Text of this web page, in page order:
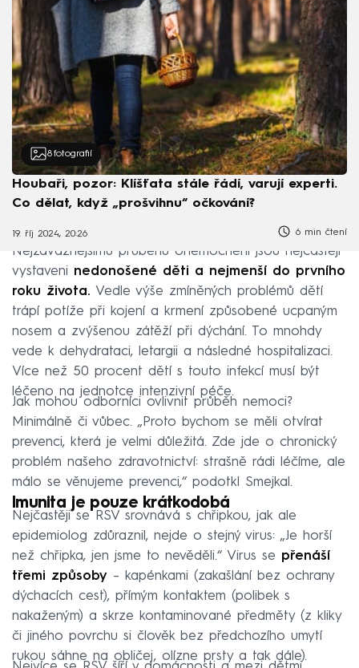
8 fotografií
Houbaři, pozor: Klíšťata stále řádí, varují experti.
Co dělat, když „prošvihnu“ očkování?
19. říj 2024, 20:26 6 min čtení
Nejzávažnějšímu průběhu onemocnění jsou nejčastěji
vystaveni nedonošené děti a nejmenší do prvního
roku života. Vedle výše zmíněných problémů dětí
trápí potíže při kojení a krmení způsobené ucpaným
nosem a zvýšenou zátěží při dýchání. To mnohdy
vede k dehydrataci, letargii a následné hospitalizaci.
Více než 50 procent dětí s touto infekcí musí být
léčeno na jednotce intenzivní péče.
Jak mohou odborníci ovlivnit průběh nemoci?
Minimálně či vůbec. „Proto bychom se měli otvírat
prevenci, která je velmi důležitá. Zde jde o chronický
problém našeho zdravotnictví: strašně rádi léčíme, ale
málo se věnujeme prevenci,“ podotkl Smejkal.
Imunita je pouze krátkodobá
Nejčastěji se RSV srovnává s chřipkou, jak ale
epidemiolog zdůraznil, nejde o stejný virus: „Je horší
než chřipka, jen jsme to nevěděli.“ Virus se přenáší
třemi způsoby – kapénkami (zakašlání bez ochrany
dýchacích cest), přímým kontaktem (polibek s
nakaženým) a skrze kontaminované předměty (z kliky
či jiného povrchu si člověk bez předchozího umytí
rukou sáhne na obličej, olízne prsty a tak dále).